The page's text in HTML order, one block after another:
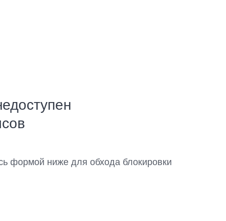
формой ниже для обхода блокировки